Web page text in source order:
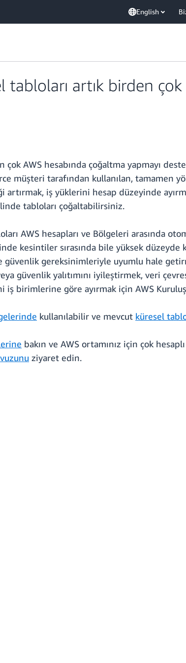
English
artık birden çok
AWS hesabında çoğaltma yapmayı
müşteri tarafından kullanılan, tamamen
artırmak, iş yüklerini hesap düzeyinde
tabloları çoğaltabilirsiniz.
AWS hesapları ve Bölgeleri arasında
kesintiler sırasında bile yüksek düzeyde
gereksinimleriyle uyumlu hale
güvenlik yalıtımını iyileştirmek, veri
iş birimlerine göre ayırmak için AWS
kullanılabilir ve mevcut küresel
bakın ve AWS ortamınız için çok
ziyaret edin.